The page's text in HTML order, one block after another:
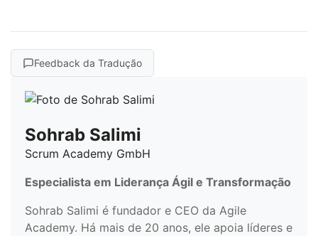
Feedback da Tradução
Sohrab Salimi
Scrum Academy GmbH
Especialista em Liderança Ágil e Transformação
Sohrab Salimi é fundador e CEO da Agile
Academy. Há mais de 20 anos, ele apoia líderes e